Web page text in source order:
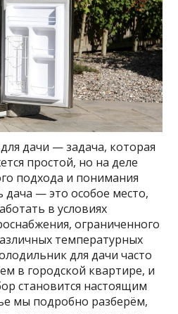
дачи — задача, которая
простой, но на деле
подхода и понимания
— это особое место,
в условиях
ограниченного
температурных
для дачи часто
в городской квартире, и
становится настоящим
мы подробно разберём,